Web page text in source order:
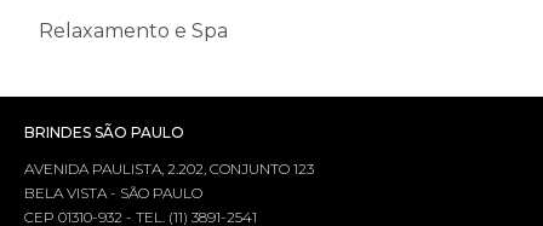
Relaxamento e Spa
BRINDES SÃO PAULO
AVENIDA PAULISTA, 2.202, CONJUNTO 123
BELA VISTA - SÃO PAULO
CEP 01310-932 - TEL. (11) 3891-2541